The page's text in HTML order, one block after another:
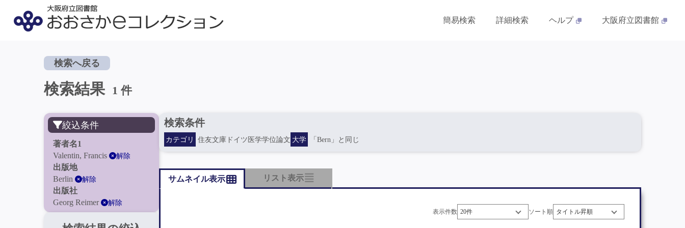
簡易検索 詳細検索 ヘルプ 大阪府立図書館
検索へ戻る
検索結果 1 件
絞込条件
著者名1
Valentin, Francis
解除
出版地
Berlin
解除
出版社
Georg Reimer
解除
検索条件
カテゴリ 住友文庫ドイツ医学学位論文 大学 「Bern」と同じ
サムネイル表示 リスト表示
表示件数 ソート順